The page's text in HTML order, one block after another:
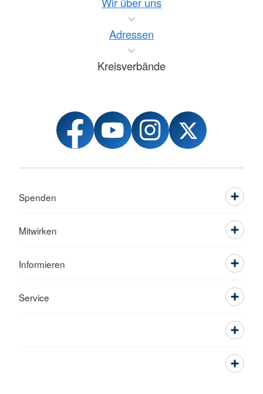
Adressen
Kreisverbände
Spenden
Mitwirken
Informieren
Service